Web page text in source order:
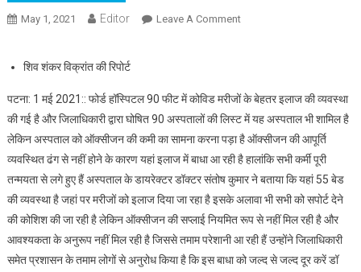
May 1, 2021 Editor Leave A CommentOn निजी अस्पतालों में ऑक्सीजन
शिव शंकर विक्रांत की रिपोर्ट
पटना: 1 मई 2021:: फोर्ड हॉस्पिटल 90 फीट में कोविड मरीजों के बेहतर इलाज की व्यवस्था
की गई है और जिलाधिकारी द्वारा घोषित 90 अस्पतालों की लिस्ट में यह अस्पताल भी शामिल है
लेकिन अस्पताल को ऑक्सीजन की कमी का सामना करना पड़ा है ऑक्सीजन की आपूर्ति
व्यवस्थित ढंग से नहीं होने के कारण यहां इलाज में बाधा आ रही है हालांकि सभी कर्मी पूरी
तन्मयता से लगे हुए हैं अस्पताल के डायरेक्टर डॉक्टर संतोष कुमार ने बताया कि यहां 55 बेड
की व्यवस्था है जहां पर मरीजों को इलाज दिया जा रहा है इसके अलावा भी सभी को सपोर्ट देने
की कोशिश की जा रही है लेकिन ऑक्सीजन की सप्लाई नियमित रूप से नहीं मिल रही है और
आवश्यकता के अनुरूप नहीं मिल रही है जिससे तमाम परेशानी आ रही हैं उन्होंने जिलाधिकारी
समेत प्रशासन के तमाम लोगों से अनुरोध किया है कि इस बाधा को जल्द से जल्द दूर करें डॉ